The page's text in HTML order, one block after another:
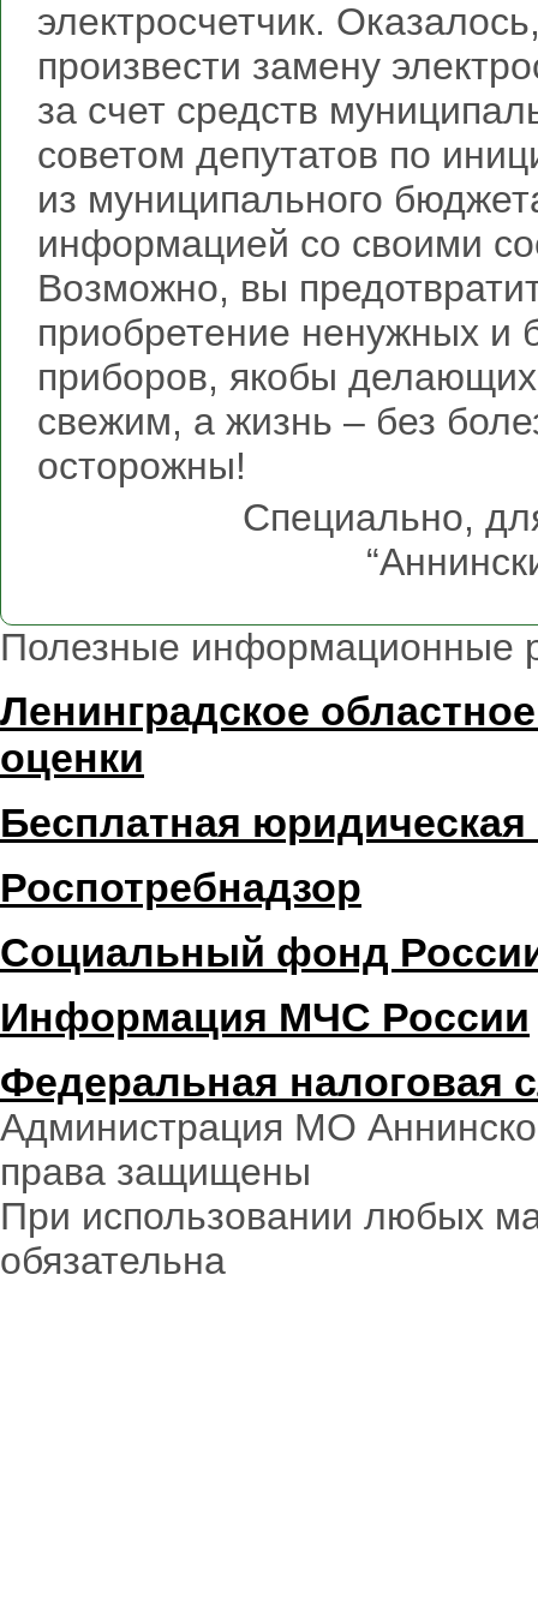
электросчетчик.
произвести замену
за счет средств
советом депутатов по
из муниципального
информацией со своими
Возможно, вы
приобретение ненужных и
приборов, якобы
свежим, а жизнь – без
осторожны!
Специально,
Полезные информационные
Ленинградское
оценки
Бесплатная
Роспотребнадзор
Социальный фонд
Информация МЧС России
Федеральная налоговая
Администрация МО
права защищены
При использовании любых
обязательна